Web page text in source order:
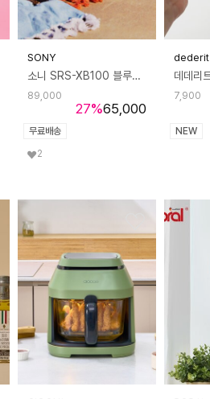
SONY
소니 SRS-XB100 블루투스 스피커
27%
89,000
65,000
무료배송
2
dederit
7,900
NEW